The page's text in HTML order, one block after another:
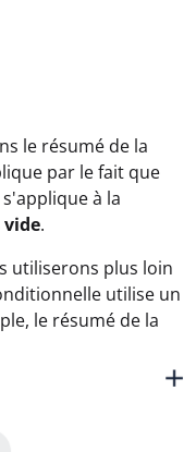
le résumé de la
par le fait que
à la
vide.
utiliserons plus loin
utilise un
le résumé de la